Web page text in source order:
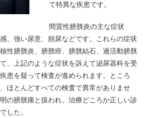
て特異な疾患です。
間質性膀胱炎の主な症状
、強い尿意、頻尿などです。これらの症状
性膀胱炎、膀胱癌、膀胱結石、過活動膀胱
、上記のような症状を訴えて泌尿器科を受
患を疑って検査が進められます。ところ
ほとんどすべての検査で異常がありませ
の膀胱痛と扱われ、治療どころか正しい診
した。